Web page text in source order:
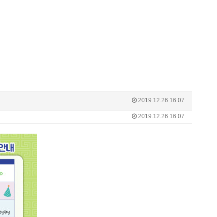
2019.12.26 16:07
2019.12.26 16:07